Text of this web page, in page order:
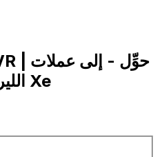
الليرة المالطية | إكس إي Xe